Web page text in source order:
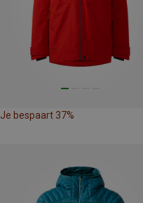
Je bespaart 37%